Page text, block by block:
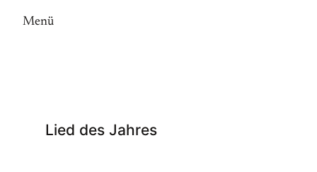
Menü
Lied des Jahres